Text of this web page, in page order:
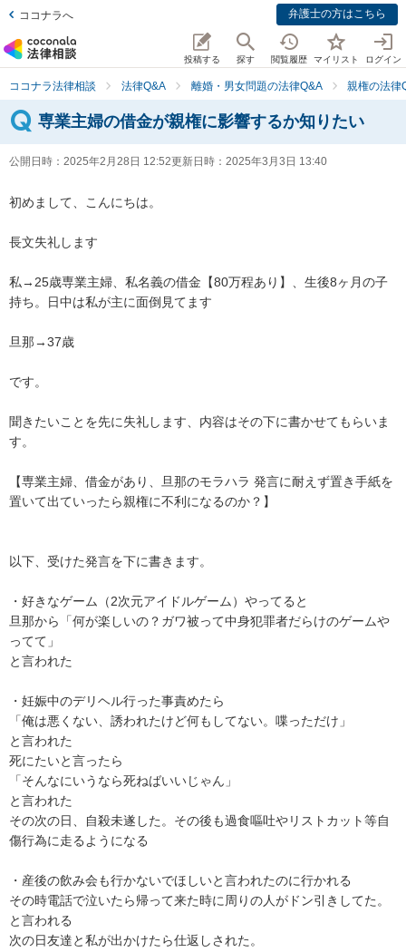
ココナラへ 弁護士の方はこちら
投稿する 探す 閲覧履歴 マイリスト ログイン
ココナラ法律相談 法律Q&A 離婚・男女問題の法律Q&A 親権の法律
専業主婦の借金が親権に影響するか知りたい
公開日時： 2025年2月28日 12:52更新日時： 2025年3月3日 13:40
初めまして、こんにちは。
長文失礼します
私→25歳専業主婦、私名義の借金【80万程あり】、生後8ヶ月の子
持ち。日中は私が主に面倒見てます
旦那→37歳
です。
聞きたいことを先に失礼します、内容はその下に書かせてもらいま
す。
【専業主婦、借金があり、旦那のモラハラ 発言に耐えず置き手紙を
置いて出ていったら親権に不利になるのか？】
以下、受けた発言を下に書きます。
・好きなゲーム（2次元アイドルゲーム）やってると
旦那から「何が楽しいの？ガワ被って中身犯罪者だらけのゲームや
ってて」
と言われた
・妊娠中のデリヘル行った事責めたら
「俺は悪くない、誘われたけど何もしてない。喋っただけ」
と言われた
死にたいと言ったら
「そんなにいうなら死ねばいいじゃん」
と言われた
その次の日、自殺未遂した。その後も過食嘔吐やリストカット等自
傷行為に走るようになる
・産後の飲み会も行かないでほしいと言われたのに行かれる
その時電話で泣いたら帰って来た時に周りの人がドン引きしてた。
と言われる
次の日友達と私が出かけたら仕返しされた。